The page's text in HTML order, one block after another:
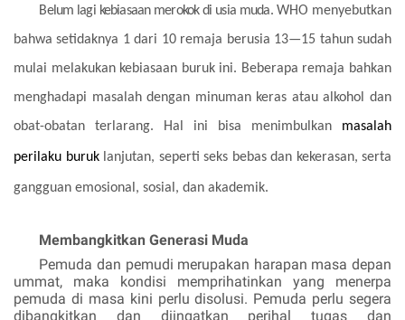
Belum lagi kebiasaan merokok di usia muda. WHO menyebutkan
bahwa setidaknya 1 dari 10 remaja berusia 13—15 tahun sudah
mulai melakukan kebiasaan buruk ini. Beberapa remaja bahkan
menghadapi masalah dengan minuman keras atau alkohol dan
obat-obatan terlarang. Hal ini bisa menimbulkan masalah
perilaku buruklanjutan, seperti seks bebas dan kekerasan, serta
gangguan emosional, sosial, dan akademik.
Membangkitkan Generasi Muda
Pemuda dan pemudi merupakan harapan masa depan
ummat, maka kondisi memprihatinkan yang menerpa
pemuda di masa kini perlu disolusi. Pemuda perlu segera
dibangkitkan dan diingatkan perihal tugas dan